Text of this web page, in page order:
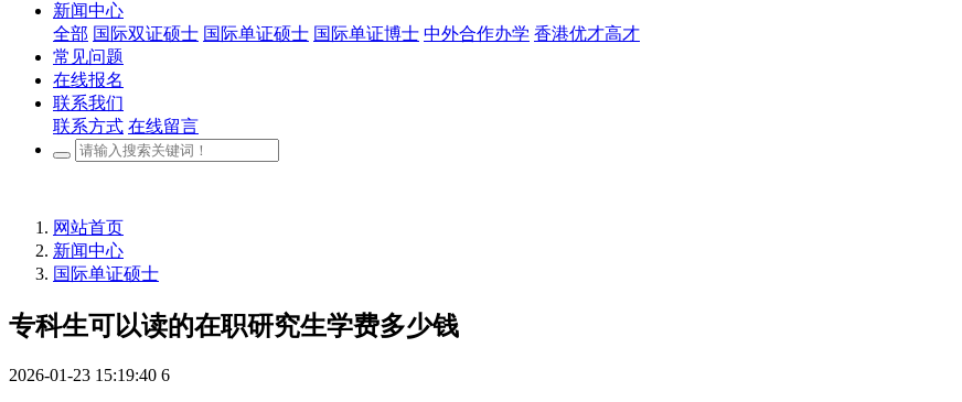
新闻中心
全部 国际双证硕士 国际单证硕士 国际单证博士 中外合作办学 香港优才高才
常见问题
在线报名
联系我们
联系方式 在线留言
网站首页
新闻中心
国际单证硕士
专科生可以读的在职研究生学费多少钱
2026-01-23 15:19:40 6